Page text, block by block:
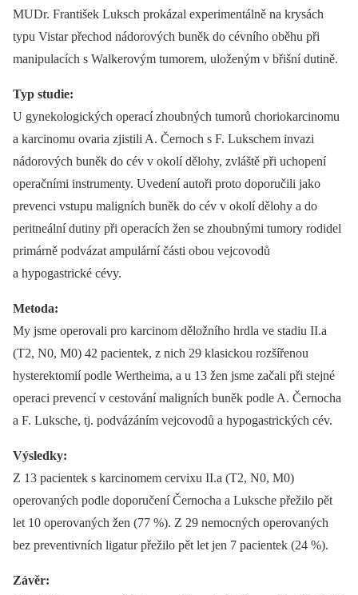
MUDr. František Luksch prokázal experimentálně na krysách
typu Vistar přechod nádorových buněk do cévního oběhu při
manipulacích s Walkerovým tumorem, uloženým v břišní dutině.
Typ studie:
U gynekologických operací zhoubných tumorů choriokarcinomu
a karcinomu ovaria zjistili A. Černoch s F. Lukschem invazi
nádorových buněk do cév v okolí dělohy, zvláště při uchopení
operačními instrumenty. Uvedení autoři proto doporučili jako
prevenci vstupu maligních buněk do cév v okolí dělohy a do
peritneální dutiny při operacích žen se zhoubnými tumory rodidel
primárně podvázat ampulární části obou vejcovodů
a hypogastrické cévy.
Metoda:
My jsme operovali pro karcinom děložního hrdla ve stadiu II.a
(T2, N0, M0) 42 pacientek, z nich 29 klasickou rozšířenou
hysterektomií podle Wertheima, a u 13 žen jsme začali při stejné
operaci prevencí v cestování maligních buněk podle A. Černocha
a F. Luksche, tj. podvázáním vejcovodů a hypogastrických cév.
Výsledky:
Z 13 pacientek s karcinomem cervixu II.a (T2, N0, M0)
operovaných podle doporučení Černocha a Luksche přežilo pět
let 10 operovaných žen (77 %). Z 29 nemocných operovaných
bez preventivních ligatur přežilo pět let jen 7 pacientek (24 %).
Závěr: